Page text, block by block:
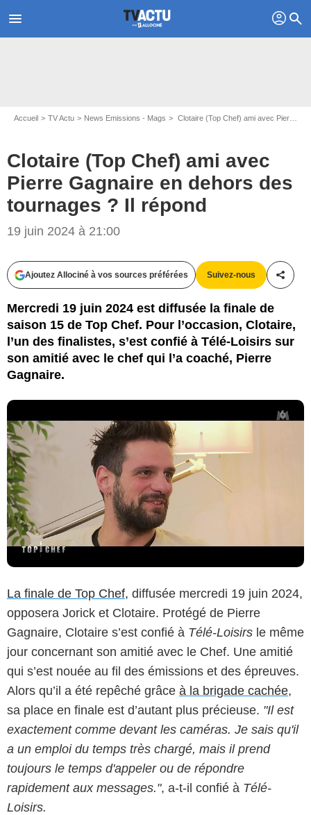
menu profil search
Accueil TV Actu News Emissions - Mags Clotaire (Top Chef) ami avec Pierre Gagnaire en dehors des tournages ? Il répond
Clotaire (Top Chef) ami avec
Pierre Gagnaire en dehors des
tournages ? Il répond
19 juin 2024 à 21:00
Ajoutez Allociné à vos sources préférées Suivez-nous
Mercredi 19 juin 2024 est diffusée la finale de
saison 15 de Top Chef. Pour l’occasion, Clotaire,
l’un des finalistes, s’est confié à Télé-Loisirs sur
son amitié avec le chef qui l’a coaché, Pierre
Gagnaire.
La finale de Top Chef, diffusée mercredi 19 juin 2024,
opposera Jorick et Clotaire. Protégé de Pierre
Gagnaire, Clotaire s’est confié à Télé-Loisirs le même
jour concernant son amitié avec le Chef. Une amitié
qui s’est nouée au fil des émissions et des épreuves.
Alors qu’il a été repêché grâce à la brigade cachée,
sa place en finale est d’autant plus précieuse. "Il est
exactement comme devant les caméras. Je sais qu'il
a un emploi du temps très chargé, mais il prend
toujours le temps d'appeler ou de répondre
rapidement aux messages.", a-t-il confié à Télé-
Loisirs.